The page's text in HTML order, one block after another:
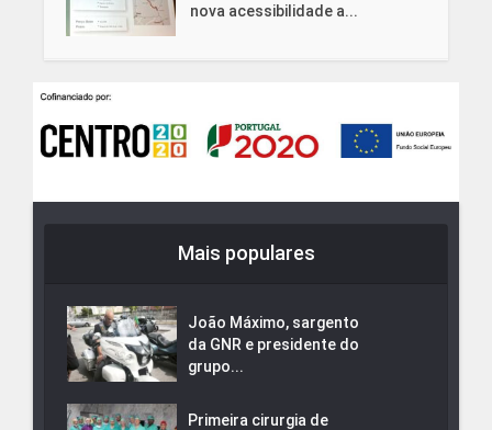
nova acessibilidade a...
Mais populares
João Máximo, sargento
da GNR e presidente do
grupo...
Primeira cirurgia de